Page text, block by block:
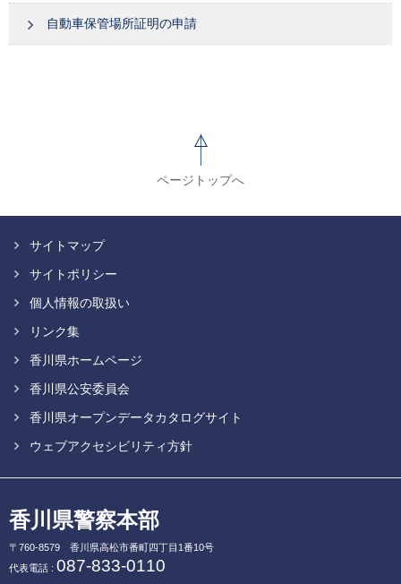
自動車保管場所証明の申請
ページトップへ
サイトマップ
サイトポリシー
個人情報の取扱い
リンク集
香川県ホームページ
香川県公安委員会
香川県オープンデータカタログサイト
ウェブアクセシビリティ方針
香川県警察本部
〒760-8579
香川県高松市番町四丁目1番10号
代表電話 : 087-833-0110